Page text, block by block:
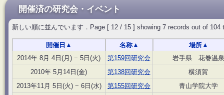
開催済の研究会・イベント
新しい順に並んでいます．Page [ 12 / 15 ] showing 7 records out of
開催日 ▲ 名称 ▲ 場所▲
2014年 8月 4日(月) − 5日(火)
第159回研究会
岩手県 花巻温泉
2010年 5月14日(金)
第138回研究会
横須賀
2013年11月 5日(火) − 6日(水)
第155回研究会
青山学院大学